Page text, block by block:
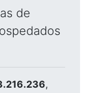
de
,